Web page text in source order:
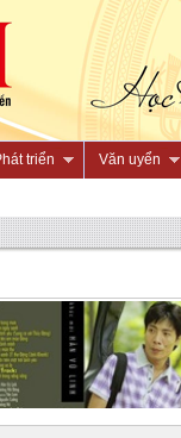
triển Văn uyển